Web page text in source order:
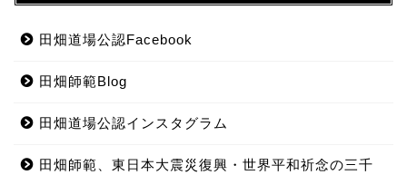
田畑道場公認Facebook
田畑師範Blog
田畑道場公認インスタグラム
田畑師範、東日本大震災復興・世界平和祈念の三千